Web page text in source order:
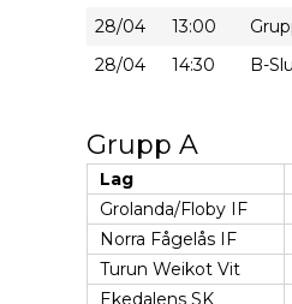
28/04
13:00
28/04
14:30 B-
Grupp A
Lag
Grolanda/Floby IF
Norra Fågelås IF
Turun Weikot Vit
Ekedalens SK